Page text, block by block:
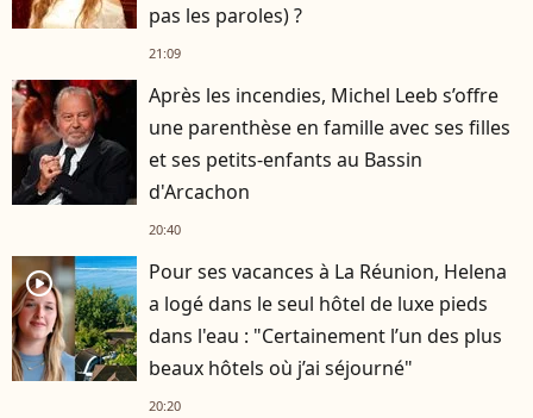
pas les paroles) ?
21:09
Après les incendies, Michel Leeb s’offre
une parenthèse en famille avec ses filles
et ses petits-enfants au Bassin
d'Arcachon
20:40
player2
Pour ses vacances à La Réunion, Helena
a logé dans le seul hôtel de luxe pieds
dans l'eau : "Certainement l’un des plus
beaux hôtels où j’ai séjourné"
20:20